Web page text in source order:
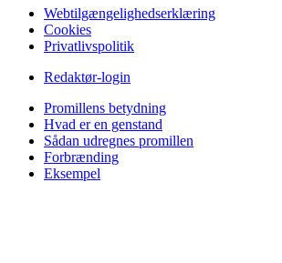
Webtilgængelighedserklæring
Cookies
Privatlivspolitik
Redaktør-login
Promillens betydning
Hvad er en genstand
Sådan udregnes promillen
Forbrænding
Eksempel